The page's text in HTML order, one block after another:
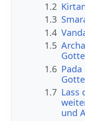
1.2
1.3
1.4
1.5
1.6
1.7 Lass
und